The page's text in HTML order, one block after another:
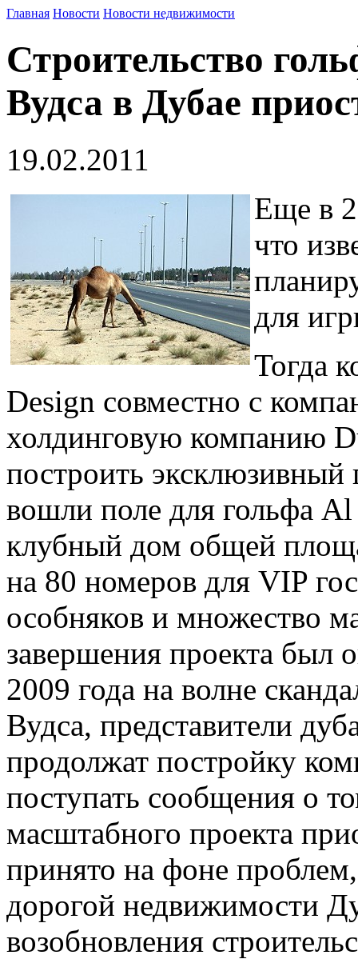
Главная Новости Новости недвижимости
Строительство
Вудса в Дубае
19.02.2011
Еще в
что
для
Тогда
Design совместно с
холдинговую компанию
построить
вошли поле для гольфа
клубный дом общей
на 80 номеров для VIP
особняков и множество
завершения проекта был
2009 года на волне
Вудса, представители
продолжат постройку
поступать сообщения о
масштабного проекта
принято на фоне
дорогой недвижимости
возобновления